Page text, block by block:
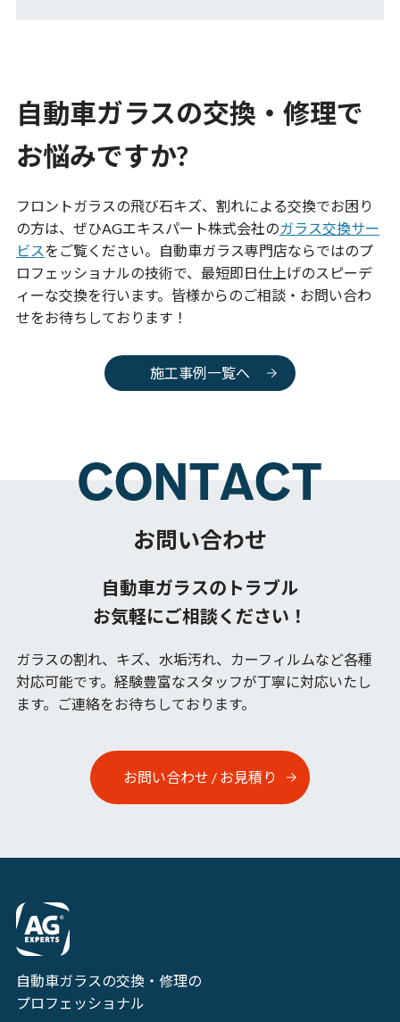
自動車ガラスの交換・修理で
お悩みですか?
フロントガラスの飛び石キズ、割れによる交換でお困り
の方は、ぜひAGエキスパート株式会社のガラス交換サー
ビス をご覧ください。自動車ガラス専門店ならではのプ
ロフェッショナルの技術で、最短即日仕上げのスピーデ
ィーな交換を行います。皆様からのご相談・お問い合わ
せをお待ちしております！
施工事例一覧へ
お問い合わせ
自動車ガラスのトラブル
お気軽にご相談ください！
ガラスの割れ、キズ、水垢汚れ、カーフィルムなど各種
対応可能です。 経験豊富なスタッフが丁寧に対応いたし
ます。ご連絡をお待ちしております。
お問い合わせ / お見積り
自動車ガラスの交換・修理の
プロフェッショナル